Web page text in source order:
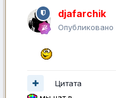
djafarchik
Опубликовано
Цитата